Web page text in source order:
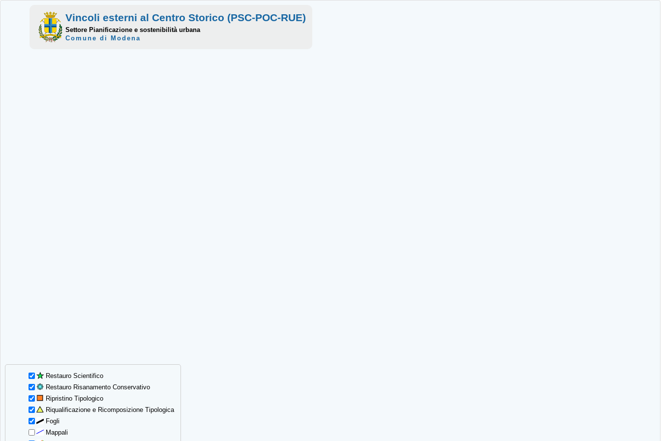
Restauro Scientifico
Restauro Risanamento Conservativo
Ripristino Tipologico
Riqualificazione e Ricomposizione Tipologica
Fogli
Mappali
Vincoli esterni al Centro Storico (PSC-POC-RUE)
Settore Pianificazione e sostenibilità urbana
Comune di Modena